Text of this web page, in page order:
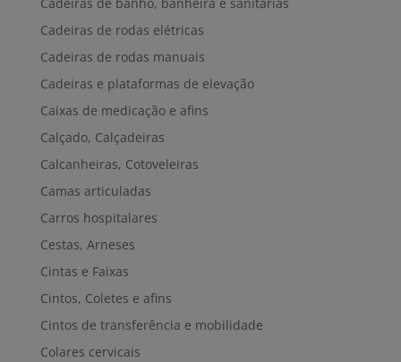
Cadeiras de rodas elétricas
Cadeiras de rodas manuais
Cadeiras e plataformas de elevação
Caixas de medicação e afins
Calçado, Calçadeiras
Calcanheiras, Cotoveleiras
Camas articuladas
Carros hospitalares
Cestas, Arneses
Cintas e Faixas
Cintos, Coletes e afins
Cintos de transferência e mobilidade
Colares cervicais